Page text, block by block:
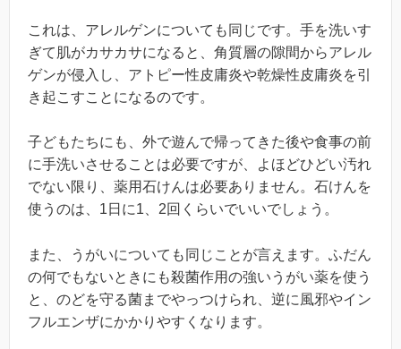
これは、アレルゲンについても同じです。手を洗いす
ぎて肌がカサカサになると、角質層の隙間からアレル
ゲンが侵入し、アトピー性皮庸炎や乾燥性皮庸炎を引
き起こすことになるのです。
子どもたちにも、外で遊んで帰ってきた後や食事の前
に手洗いさせることは必要ですが、よほどひどい汚れ
でない限り、薬用石けんは必要ありません。石けんを
使うのは、1日に1、2回くらいでいいでしょう。
また、うがいについても同じことが言えます。ふだん
の何でもないときにも殺菌作用の強いうがい薬を使う
と、のどを守る菌までやっつけられ、逆に風邪やイン
フルエンザにかかりやすくなります。